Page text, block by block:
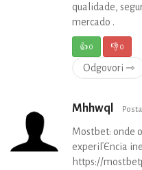
qualidade,
mercado .
👍0 👎0
Odgovori ⇾
Mhhwql
Mostbet: onde
experiГЄncia
https://